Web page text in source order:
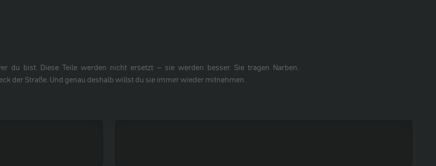
du bist. Diese Teile werden nicht ersetzt – sie werden besser. Sie tragen Narben,
der Straße. Und genau deshalb willst du sie immer wieder mitnehmen.